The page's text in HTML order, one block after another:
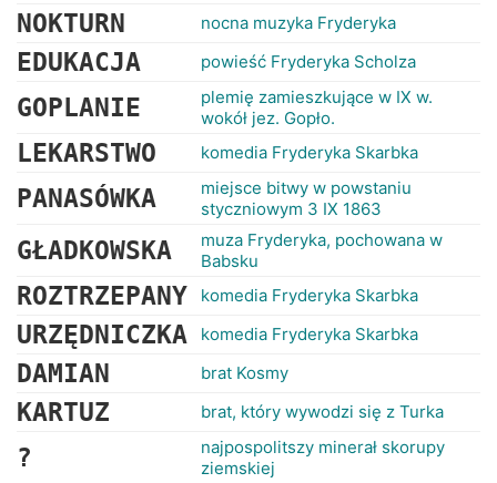
NOKTURN nocna muzyka Fryderyka
EDUKACJA powieść Fryderyka Scholza
GOPLANIE
plemię zamieszkujące w IX w.
wokół jez. Gopło.
LEKARSTWO komedia Fryderyka Skarbka
PANASÓWKA
miejsce bitwy w powstaniu
styczniowym 3 IX 1863
GŁADKOWSKA
muza Fryderyka, pochowana w
Babsku
ROZTRZEPANY komedia Fryderyka Skarbka
URZĘDNICZKA komedia Fryderyka Skarbka
DAMIAN brat Kosmy
KARTUZ brat, który wywodzi się z Turka
?
najpospolitszy minerał skorupy
ziemskiej